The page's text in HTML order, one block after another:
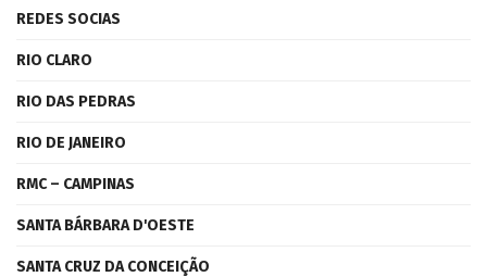
REDES SOCIAS
RIO CLARO
RIO DAS PEDRAS
RIO DE JANEIRO
RMC – CAMPINAS
SANTA BÁRBARA D'OESTE
SANTA CRUZ DA CONCEIÇÃO